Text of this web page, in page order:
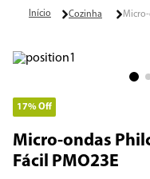
Cozinha
17%Off
Micro-ondas
Fácil PMO23E
º air fryer
3º lava seca
4 aspiradores